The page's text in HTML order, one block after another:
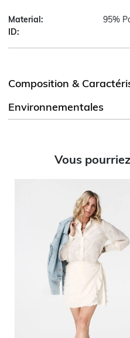
Material:
95%
ID:
Composition &
Environnementales
Vous